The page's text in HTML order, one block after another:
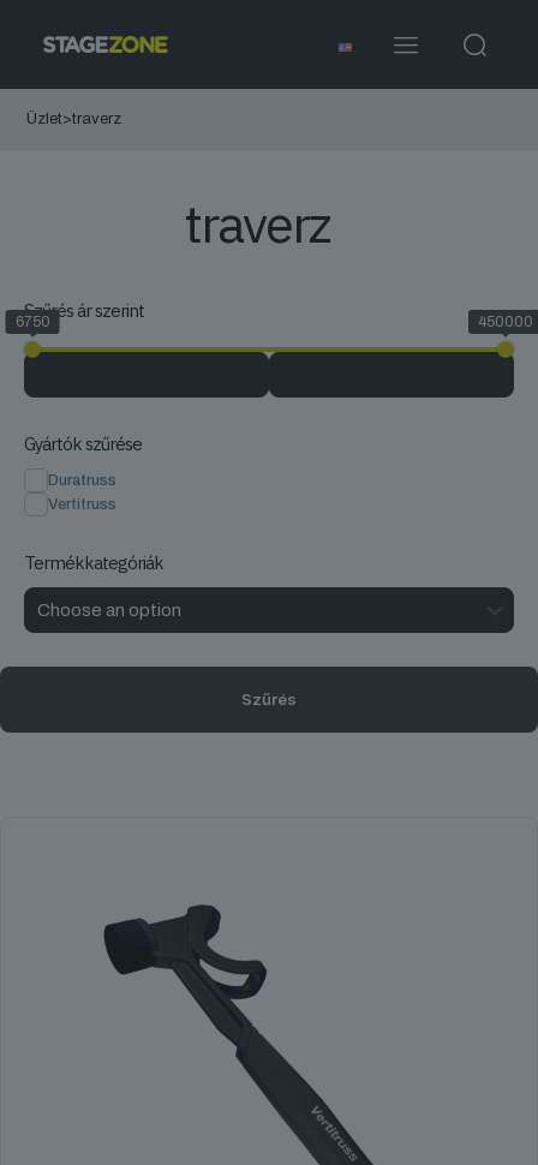
Üzlet>traverz
traverz
Szűrés ár szerint
6750 450000
Gyártók szűrése
Duratruss
Vertitruss
Termékkategóriák
Szűrés